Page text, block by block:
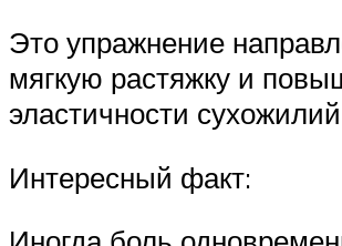
Это упражнение
мягкую растяжку и
эластичности
Интересный факт: